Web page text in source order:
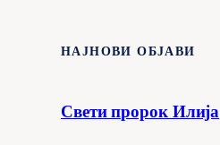
НАЈНОВИ ОБЈАВИ
Свети пророк Илија